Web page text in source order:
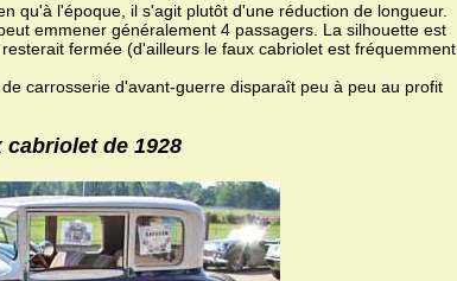
qu'à l'époque, il s'agit plutôt d'une réduction de longueur.
emmener généralement 4 passagers. La silhouette est
fermée (d'ailleurs le faux cabriolet est fréquemment
carrosserie d'avant-guerre disparaît peu à peu au profit
cabriolet de 1928